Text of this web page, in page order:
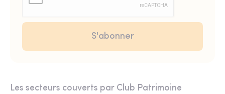
Les secteurs couverts par Club Patrimoine